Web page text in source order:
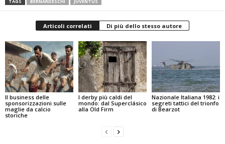
Articoli correlati Di più dello stesso autore
Il business delle
sponsorizzazioni sulle
maglie da calcio
storiche
I derby più caldi del
mondo: dal Superclásico
alla Old Firm
Nazionale Italiana 1982: i
segreti tattici del trionfo
di Bearzot